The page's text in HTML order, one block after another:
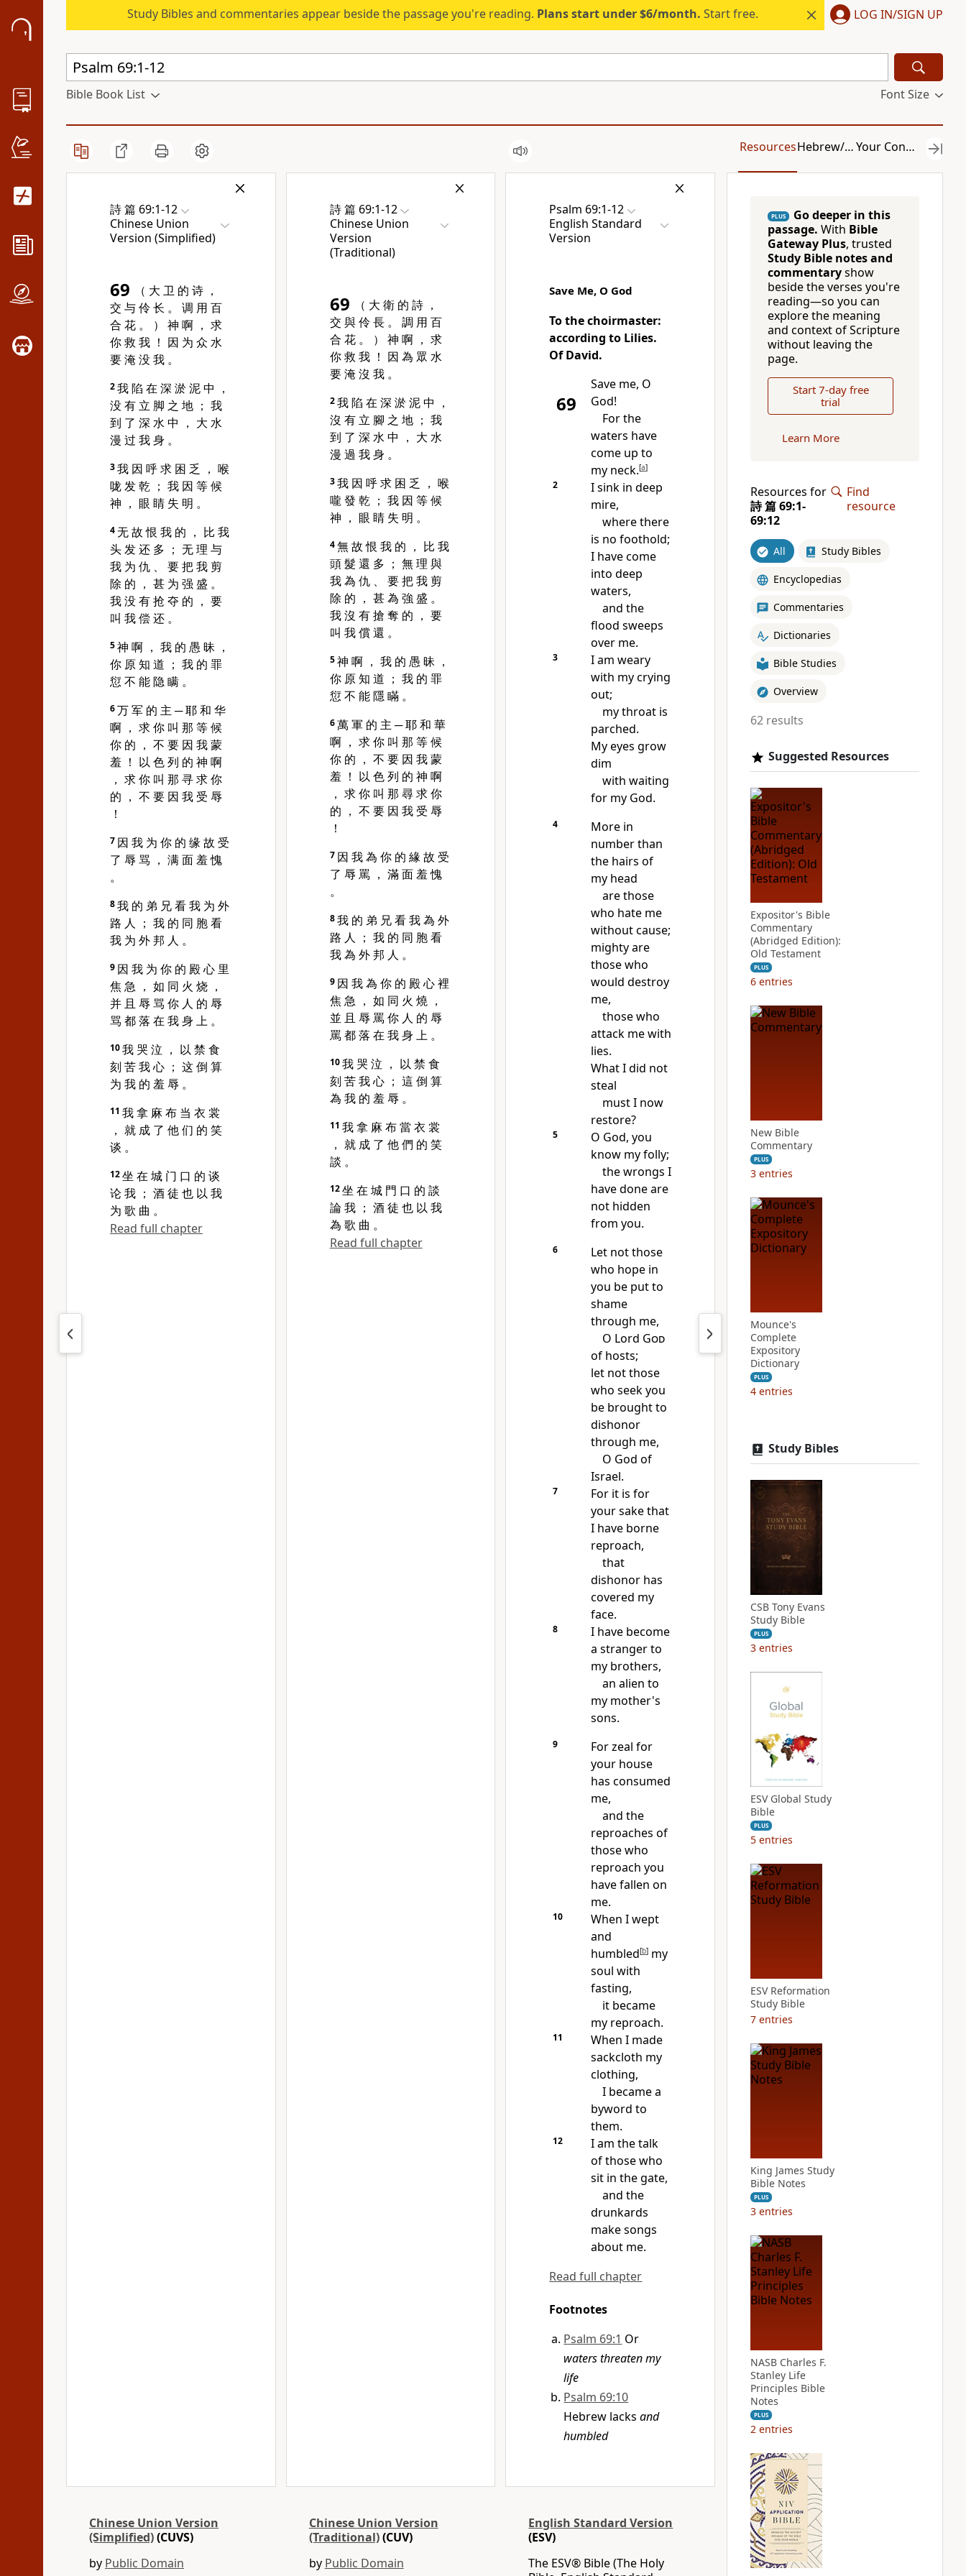
Study Bibles and commentaries appear beside the passage you're reading. Plans start under $6/month. Start free. LOG IN/SIGN UP
Bible Book List Font Size
Resources Hebrew/Greek Your Content
詩 篇 69:1-12
Chinese Union
Version (Simplified)
69
（ 大 卫 的 诗 ，
交 与 伶 长 。 调 用 百
合 花 。 ） 神 啊 ， 求
你 救 我 ！ 因 为 众 水
要 淹 没 我 。
2我 陷 在 深 淤 泥 中 ，
没 有 立 脚 之 地 ； 我
到 了 深 水 中 ， 大 水
漫 过 我 身 。
3我 因 呼 求 困 乏 ， 喉
咙 发 乾 ； 我 因 等 候
神 ， 眼 睛 失 明 。
4无 故 恨 我 的 ， 比 我
头 发 还 多 ； 无 理 与
我 为 仇 、 要 把 我 剪
除 的 ， 甚 为 强 盛 。
我 没 有 抢 夺 的 ， 要
叫 我 偿 还 。
5神 啊 ， 我 的 愚 昧 ，
你 原 知 道 ； 我 的 罪
愆 不 能 隐 瞒 。
6万 军 的 主 ─ 耶 和 华
啊 ， 求 你 叫 那 等 候
你 的 ， 不 要 因 我 蒙
羞 ！ 以 色 列 的 神 啊
， 求 你 叫 那 寻 求 你
的 ， 不 要 因 我 受 辱
！
7 因 我 为 你 的 缘 故 受
了 辱 骂 ， 满 面 羞 愧
。
8我 的 弟 兄 看 我 为 外
路 人 ； 我 的 同 胞 看
我 为 外 邦 人 。
9 因 我 为 你 的 殿 心 里
焦 急 ， 如 同 火 烧 ，
并 且 辱 骂 你 人 的 辱
骂 都 落 在 我 身 上 。
10我 哭 泣 ， 以 禁 食
刻 苦 我 心 ； 这 倒 算
为 我 的 羞 辱 。
11 我 拿 麻 布 当 衣 裳
， 就 成 了 他 们 的 笑
谈 。
12坐 在 城 门 口 的 谈
论 我 ； 酒 徒 也 以 我
为 歌 曲 。
Read full chapter
詩 篇 69:1-12
Chinese Union
Version
(Traditional)
69
（ 大 衛 的 詩 ，
交 與 伶 長 。 調 用 百
合 花 。 ） 神 啊 ， 求
你 救 我 ！ 因 為 眾 水
要 淹 沒 我 。
2我 陷 在 深 淤 泥 中 ，
沒 有 立 腳 之 地 ； 我
到 了 深 水 中 ， 大 水
漫 過 我 身 。
3我 因 呼 求 困 乏 ， 喉
嚨 發 乾 ； 我 因 等 候
神 ， 眼 睛 失 明 。
4無 故 恨 我 的 ， 比 我
頭 髮 還 多 ； 無 理 與
我 為 仇 、 要 把 我 剪
除 的 ， 甚 為 強 盛 。
我 沒 有 搶 奪 的 ， 要
叫 我 償 還 。
5神 啊 ， 我 的 愚 昧 ，
你 原 知 道 ； 我 的 罪
愆 不 能 隱 瞞 。
6萬 軍 的 主 ─ 耶 和 華
啊 ， 求 你 叫 那 等 候
你 的 ， 不 要 因 我 蒙
羞 ！ 以 色 列 的 神 啊
， 求 你 叫 那 尋 求 你
的 ， 不 要 因 我 受 辱
！
7 因 我 為 你 的 緣 故 受
了 辱 罵 ， 滿 面 羞 愧
。
8我 的 弟 兄 看 我 為 外
路 人 ； 我 的 同 胞 看
我 為 外 邦 人 。
9 因 我 為 你 的 殿 心 裡
焦 急 ， 如 同 火 燒 ，
並 且 辱 罵 你 人 的 辱
罵 都 落 在 我 身 上 。
10我 哭 泣 ， 以 禁 食
刻 苦 我 心 ； 這 倒 算
為 我 的 羞 辱 。
11 我 拿 麻 布 當 衣 裳
， 就 成 了 他 們 的 笑
談 。
12坐 在 城 門 口 的 談
論 我 ； 酒 徒 也 以 我
為 歌 曲 。
Read full chapter
Psalm 69:1-12
English Standard
Version
Save Me, O God
To the choirmaster:
according to Lilies.
Of David.
69
Save me, O
God!
Forthe
waters have
come up to
my neck.[a]
2
I sink in deep
mire,
where there
is no foothold;
I have come
into deep
waters,
and the
flood sweeps
over me.
3
I am weary
with my crying
out;
my throat is
parched.
My eyes grow
dim
with waiting
for my God.
4
More in
number than
the hairs of
my head
arethose
who hate me
without cause;
mighty are
those who
would destroy
me,
those who
attack me with
lies.
What I did not
steal
must I now
restore?
5
O God, you
know my folly;
the wrongs I
have done are
not hidden
from you.
6
Let not those
who hope in
you be put to
shame
through me,
O Lord God
of hosts;
let not those
who seek you
be brought to
dishonor
through me,
O God of
Israel.
7 For it is for
your sake that
I have borne
reproach,
that
dishonor has
covered my
face.
8
I have become
a stranger to
my brothers,
an alien to
my mother's
sons.
9 Forzeal for
your house
has consumed
me,
and the
reproaches of
those who
reproach you
have fallen on
me.
10
When I wept
and
humbled[b]my
soul with
fasting,
it became
my reproach.
11
When I made
sackcloth my
clothing,
I becamea
byword to
them.
12
I am the talk
of those who
sit in the gate,
and the
drunkards
makesongs
about me.
Read full chapter
Footnotes
Psalm 69:1 Or
waters threaten my
life
Psalm 69:10
Hebrew lacksand
humbled
Chinese Union Version
(Simplified)(CUVS)
by Public Domain
Chinese Union Version
(Traditional)(CUV)
by Public Domain
English Standard Version
(ESV)
The ESV® Bible (The Holy
PLUS
Go deeper in this
passage. With Bible
Gateway Plus, trusted
Study Bible notes and
commentaryshow
beside the verses you're
reading—so you can
explore the meaning
and context of Scripture
without leaving the
page.
Start 7-day free
trial
Learn More
Resources for
詩 篇 69:1-
69:12
Find
resource
All Study Bibles
Encyclopedias
Commentaries
Dictionaries
Bible Studies
Overview
62 results
Suggested Resources
Expositor's Bible
Commentary
(Abridged Edition):
Old Testament
PLUS
6 entries
New Bible
Commentary
PLUS
3 entries
Mounce's
Complete
Expository
Dictionary
PLUS
4 entries
Study Bibles
CSB Tony Evans
Study Bible
PLUS
3 entries
ESV Global Study
Bible
PLUS
5 entries
ESV Reformation
Study Bible
7 entries
King James Study
Bible Notes
PLUS
3 entries
NASB Charles F.
Stanley Life
Principles Bible
Notes
PLUS
2 entries